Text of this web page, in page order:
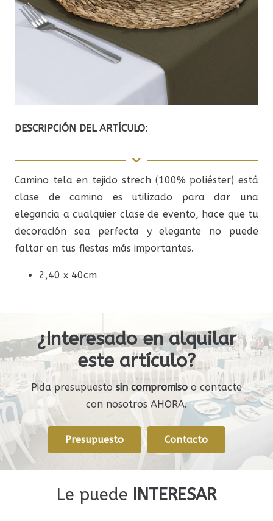
DESCRIPCIÓN DEL ARTÍCULO:
Camino tela en tejido strech (100% poliéster) está
clase de camino es utilizado para dar una
elegancia a cualquier clase de evento, hace que tu
decoración sea perfecta y elegante no puede
faltar en tus fiestas más importantes.
2,40 x 40cm
¿Interesado en alquilar
este artículo?
Pida presupuesto sin compromiso o contacte
con nosotros AHORA.
Presupuesto Contacto
Le puede INTERESAR